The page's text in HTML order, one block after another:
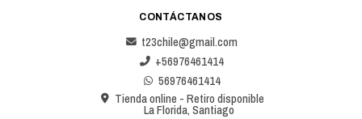
CONTÁCTANOS
t23chile@gmail.com
+56976461414
56976461414
Tienda online - Retiro disponible
La Florida, Santiago